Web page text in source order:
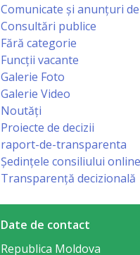
Comunicate și anunțuri
Consultări publice
Fără categorie
Funcții vacante
Galerie Foto
Galerie Video
Noutăți
Proiecte de decizii
raport-de-transparenta
Ședințele consiliului online
Transparență decizională
Date de contact
Republica Moldova